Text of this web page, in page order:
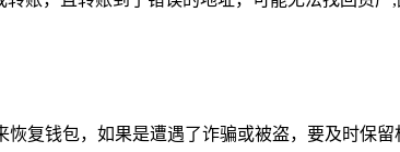
复钱包，如果是遭遇了诈骗或被盗，要及时保